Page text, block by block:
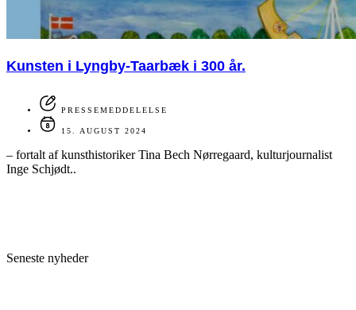
Kunsten i Lyngby-Taarbæk i 300 år.
PRESSEMEDDELELSE
15. AUGUST 2024
– fortalt af kunsthistoriker Tina Bech Nørregaard, kulturjournalist
Inge Schjødt..
Seneste nyheder